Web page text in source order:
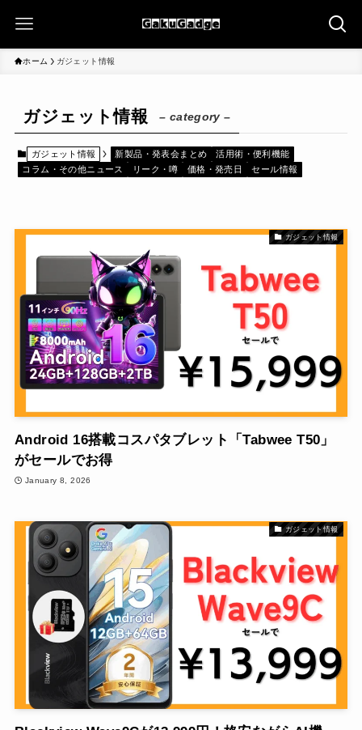
ホーム ガジェット情報
ガジェット情報 – category –
ガジェット情報 新製品・発表会まとめ
活用術・便利機能
コラム・その他ニュース
リーク・噂 価格・発売日 セール情報
ガジェット情報
Android 16搭載コスパタブレット「Tabwee T50」
がセールでお得
January 8, 2026
ガジェット情報